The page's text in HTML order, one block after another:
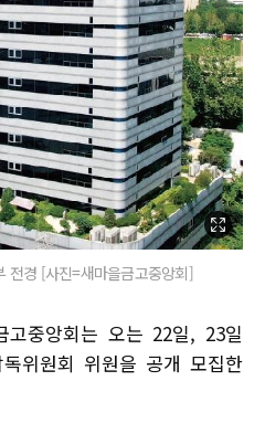
전경 [사진=새마을금고중앙회]
고중앙회는 오는 22일, 23일
위원회 위원을 공개 모집한